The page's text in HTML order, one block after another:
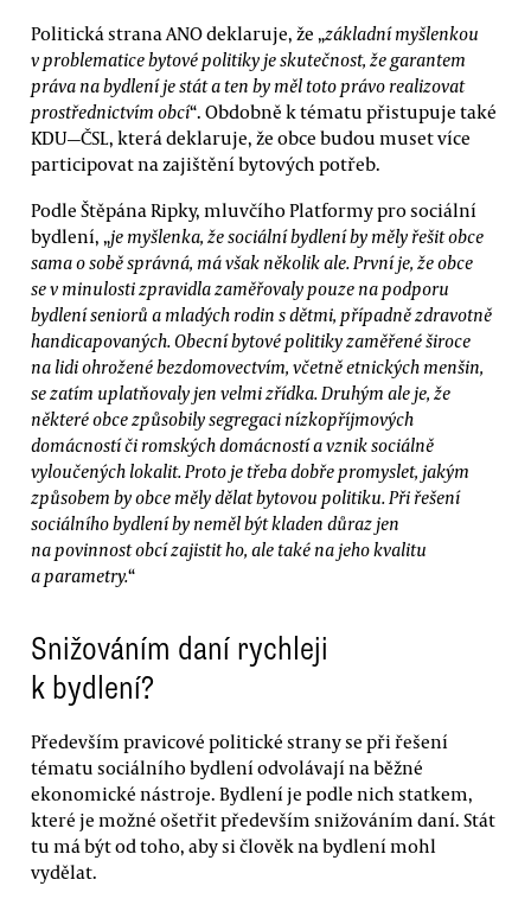
Politická strana ANO deklaruje, že „základní myšlenkou
v problematice bytové politiky je skutečnost, že garantem
práva na bydlení je stát a ten by měl toto právo realizovat
prostřednictvím obcí“. Obdobně k tématu přistupuje také
KDU—ČSL, která deklaruje, že obce budou muset více
participovat na zajištění bytových potřeb.
Podle Štěpána Ripky, mluvčího Platformy pro sociální
bydlení, „je myšlenka, že sociální bydlení by měly řešit obce
sama o sobě správná, má však několik ale. První je, že obce
se v minulosti zpravidla zaměřovaly pouze na podporu
bydlení seniorů a mladých rodin s dětmi, případně zdravotně
handicapovaných. Obecní bytové politiky zaměřené široce
na lidi ohrožené bezdomovectvím, včetně etnických menšin,
se zatím uplatňovaly jen velmi zřídka. Druhým ale je, že
některé obce způsobily segregaci nízkopříjmových
domácností či romských domácností a vznik sociálně
vyloučených lokalit. Proto je třeba dobře promyslet, jakým
způsobem by obce měly dělat bytovou politiku. Při řešení
sociálního bydlení by neměl být kladen důraz jen
na povinnost obcí zajistit ho, ale také na jeho kvalitu
a parametry.“
Snižováním daní rychleji
k bydlení?
Především pravicové politické strany se při řešení
tématu sociálního bydlení odvolávají na běžné
ekonomické nástroje. Bydlení je podle nich statkem,
které je možné ošetřit především snižováním daní. Stát
tu má být od toho, aby si člověk na bydlení mohl
vydělat.